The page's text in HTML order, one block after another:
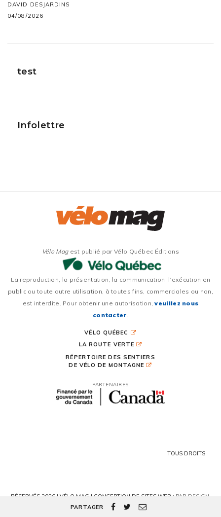
PARTAGER
DAVID DESJARDINS
04/08/2026
test
Infolettre
Vélo Magest publié par Vélo Québec Éditions
La reproduction, la présentation, la communication, l’exécution en
public ou toute autre utilisation, à toutes fins, commerciales ou non,
est interdite. Pour obtenir une autorisation,veuillez nous
contacter
VÉLO QUÉBEC
LA ROUTE VERTE
RÉPERTOIRE DES SENTIERS
DE VÉLO DE MONTAGNE
PARTENAIRES
TOUS DROITS
RÉSERVÉS 2026 | VÉLO MAG | CONCEPTION DE SITES WEB : PAR DESIGN,
AGENCE WEB